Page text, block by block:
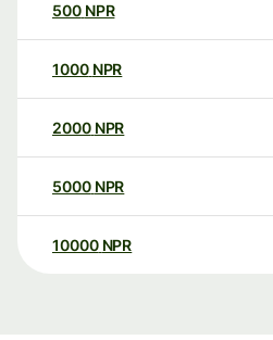
500 NPR
1000 NPR
2000 NPR
5000 NPR
10000 NPR